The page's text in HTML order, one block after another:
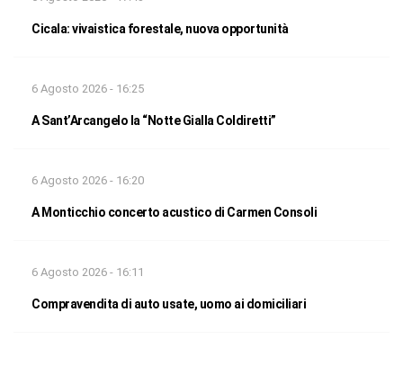
Cicala: vivaistica forestale, nuova opportunità
6 Agosto 2026 - 16:25
A Sant’Arcangelo la “Notte Gialla Coldiretti”
6 Agosto 2026 - 16:20
A Monticchio concerto acustico di Carmen Consoli
6 Agosto 2026 - 16:11
Compravendita di auto usate, uomo ai domiciliari